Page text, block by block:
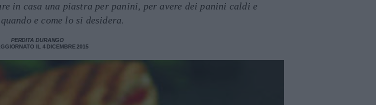
in casa una piastra per panini, per avere dei panini caldi e
e come lo si desidera.
PERDITA DURANGO
IL 4 DICEMBRE 2015